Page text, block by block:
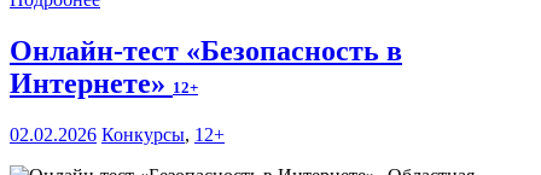
Онлайн-тест «Безопасность в
Интернете» 12+
02.02.2026 Конкурсы, 12+